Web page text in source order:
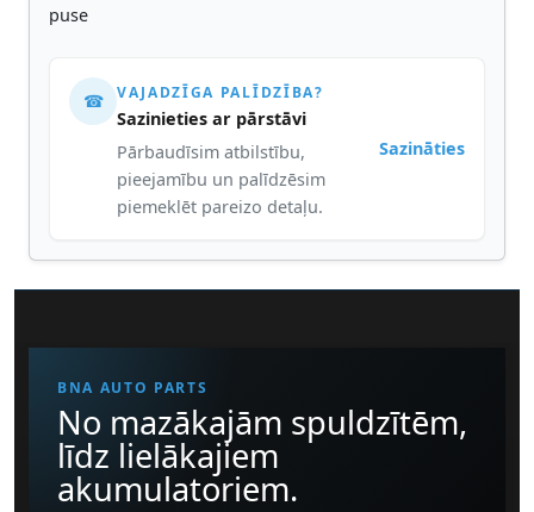
puse
☎ VAJADZĪGA PALĪDZĪBA?
Sazinieties ar pārstāvi
Pārbaudīsim atbilstību,
pieejamību un palīdzēsim
piemeklēt pareizo detaļu.
Sazināties
BNA AUTO PARTS
No mazākajām spuldzītēm,
līdz lielākajiem
akumulatoriem.